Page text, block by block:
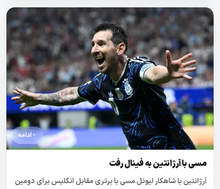
ادامه
مسی با آرژانتین به فینال رفت
آرژانتین با شاهکار لیونل مسی با برتری مقابل انگلیس برای دومین